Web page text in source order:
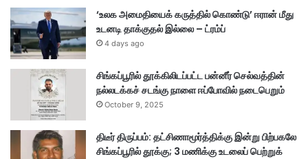
‘உலக அமைதியைக் கருத்தில் கொண்டு’ ஈரான் மீது
உடனடி தாக்குதல் இல்லை – ட்ரம்ப்
4 days ago
சிங்கப்பூரில் தூக்கிலிடப்பட்ட பன்னீர் செல்வத்தின்
நல்லடக்கச் சடங்கு நாளை ஈப்போவில் நடைபெறும்
October 9, 2025
திடீர் திருப்பம்: தட்சிணாமூர்த்திக்கு இன்று பிற்பகலே
சிங்கப்பூரில் தூக்கு; 3 மணிக்கு உடலைப் பெற்றுக்